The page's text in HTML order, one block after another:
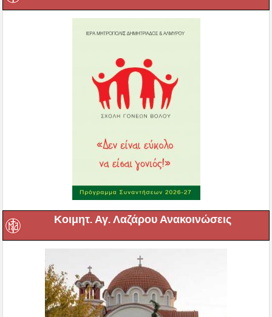
Κοιμητ. Αγ. Λαζάρου Ανακοινώσεις